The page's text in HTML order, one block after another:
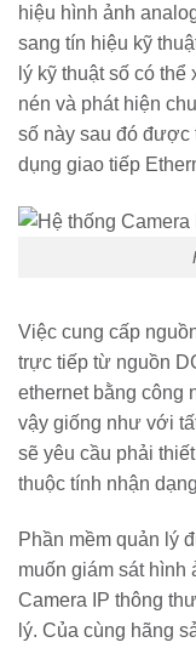
hiệu hình ảnh
sang tín hiệu kỹ
lý kỹ thuật số có
nén và phát hiện
số này sau đó được
dụng giao tiếp
Việc cung cấp
trực tiếp từ nguồn
ethernet bằng công
vậy giống như với
sẽ yêu cầu phải
thuộc tính nhận
Phần mềm quản lý
muốn giám sát hình
Camera IP thông
lý. Của cùng hãng